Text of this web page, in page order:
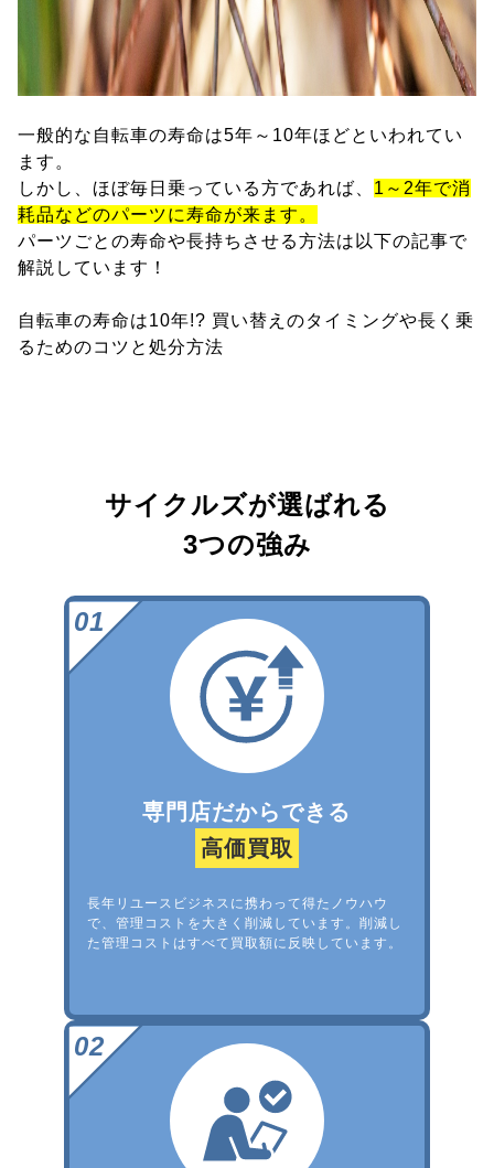
一般的な自転車の寿命は5年～10年ほどといわれてい
ます。
しかし、ほぼ毎日乗っている方であれば、 1～2年で消
耗品などのパーツに寿命が来ます。
パーツごとの寿命や長持ちさせる方法は以下の記事で
解説しています！
自転車の寿命は10年!? 買い替えのタイミングや長く乗
るためのコツと処分方法
サイクルズが選ばれる
3つの強み
専門店だからできる
高価買取
長年リユースビジネスに携わって得たノウハウ
で、管理コストを大きく削減しています。削減し
た管理コストはすべて買取額に反映しています。